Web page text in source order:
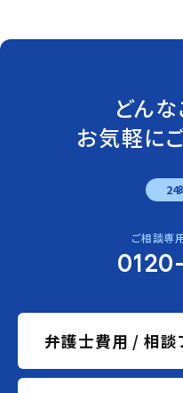
どん
お気軽に
24
ご相談専
弁護士費用 / 相談